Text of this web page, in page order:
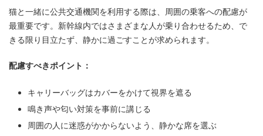
猫と一緒に公共交通機関を利用する際は、周囲の乗客への配慮が
最重要です。新幹線内ではさまざまな人が乗り合わせるため、で
きる限り目立たず、静かに過ごすことが求められます。
配慮すべきポイント：
キャリーバッグはカバーをかけて視界を遮る
鳴き声や匂い対策を事前に講じる
周囲の人に迷惑がかからないよう、静かな席を選ぶ